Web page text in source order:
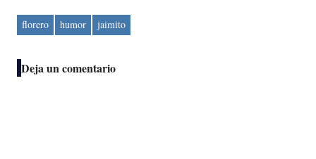
florero humor jaimito
Deja un comentario